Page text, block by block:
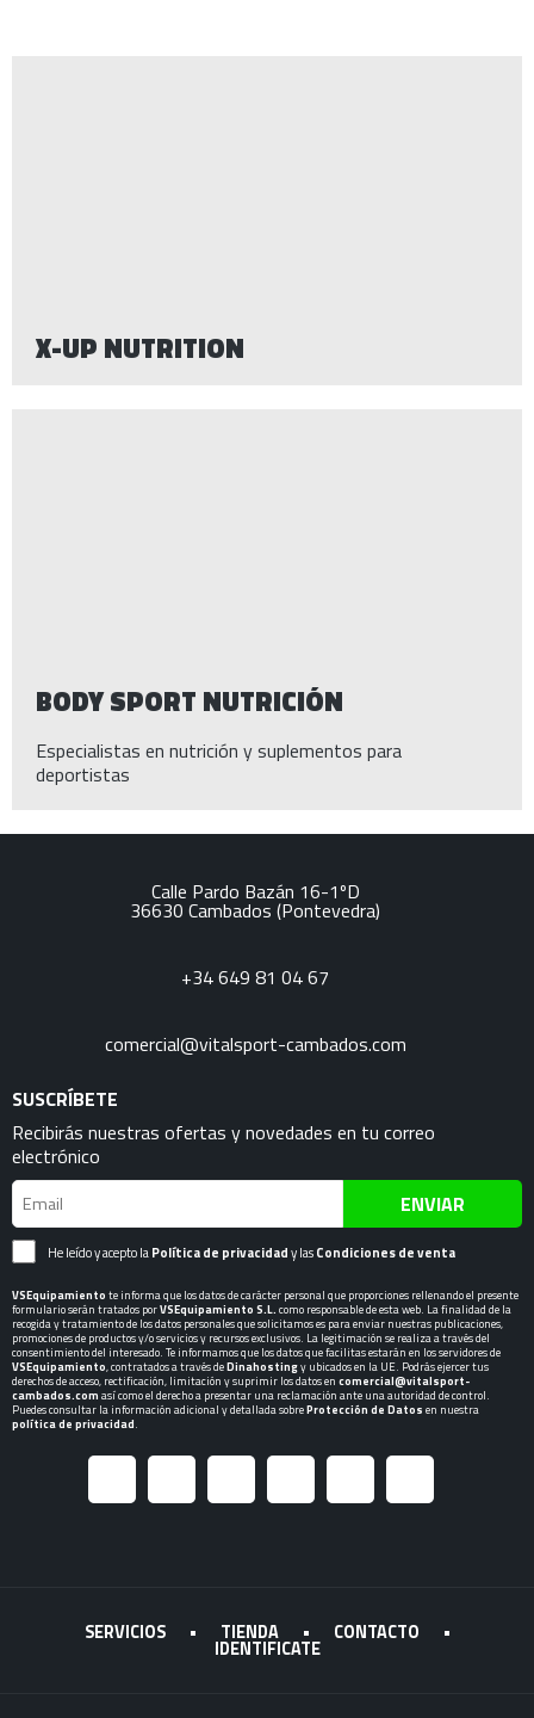
X-UP NUTRITION
BODY SPORT NUTRICIÓN
Especialistas en nutrición y suplementos para
deportistas
Calle Pardo Bazán 16-1ºD
36630 Cambados (Pontevedra)
+34 649 81 04 67
comercial@vitalsport-cambados.com
SUSCRÍBETE
Recibirás nuestras ofertas y novedades en tu correo
electrónico
ENVIAR
He leído y acepto laPolítica de privacidady lasCondiciones de venta
VSEquipamiento te informa que los datos de carácter personal que proporciones rellenando el presente
formulario serán tratados porVSEquipamiento S.L. como responsable de esta web. La finalidad de la
recogida y tratamiento de los datos personales que solicitamos es para enviar nuestras publicaciones,
promociones de productos y/o servicios y recursos exclusivos. La legitimación se realiza a través del
consentimiento del interesado. Te informamos que los datos que facilitas estarán en los servidores de
VSEquipamiento, contratados a través deDinahostingy ubicados en la UE. Podrás ejercer tus
derechos de acceso, rectificación, limitación y suprimir los datos en comercial@vitalsport-
cambados.com así como el derecho a presentar una reclamación ante una autoridad de control.
Puedes consultar la información adicional y detallada sobreProtección de Datos en nuestra
política de privacidad.
SERVICIOS • TIENDA • CONTACTO •
IDENTIFICATE